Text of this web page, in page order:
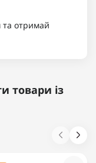
та отримай
товари із